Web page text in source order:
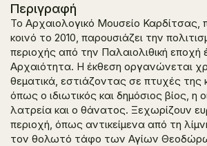
Περιγραφή
Το Αρχαιολογικό Μουσείο Καρδίτσας,
κοινό το 2010, παρουσιάζει την
περιοχής από την Παλαιολιθική
Αρχαιότητα. Η έκθεση οργανώνεται
θεματικά, εστιάζοντας σε πτυχές της
όπως ο ιδιωτικός και δημόσιος βίος, η
λατρεία και ο θάνατος. Ξεχωρίζουν
περιοχή, όπως αντικείμενα από τη
τον θολωτό τάφο των Αγίων